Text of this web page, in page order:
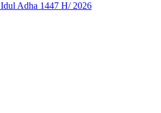
Adha 1447 H/ 2026